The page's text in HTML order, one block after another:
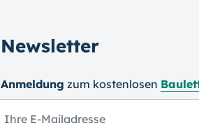
Newsletter
Anmeldung zum kosten­losen